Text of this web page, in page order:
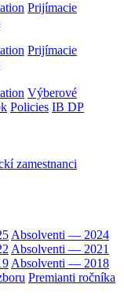
Prijímacie
Prijímacie
Výberové
Policies IB DP
zamestnanci
Absolventi — 2024
Absolventi — 2021
Absolventi — 2018
Premianti ročníka